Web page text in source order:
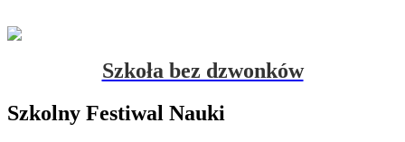
Szkoła bez dzwonków
Szkolny Festiwal Nauki